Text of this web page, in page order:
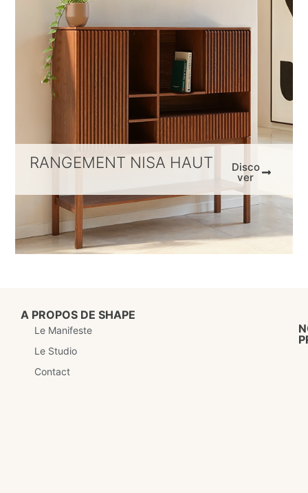
RANGEMENT NISA HAUT Disco
ver
A PROPOS DE SHAPE
Le Manifeste
Le Studio
Contact